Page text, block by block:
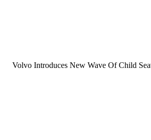
Volvo Introduces New Wave Of Child